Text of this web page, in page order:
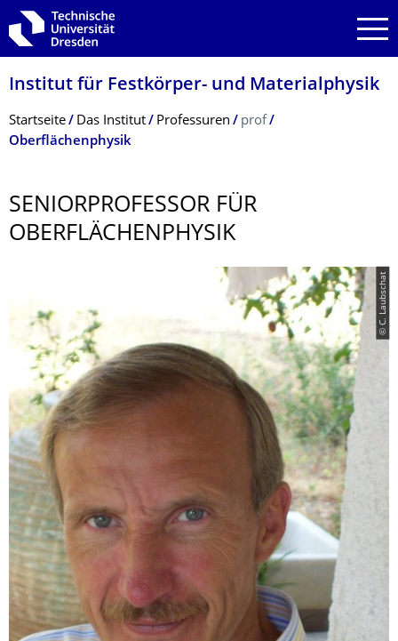
Zur Hauptnavigation springen
Zur Suche springen
Zum Inhalt springen
Institut für Festkörper- und Materialphysik
Breadcrumb-Menü
Startseite Das Institut Professuren
prof
Oberflächenphysik
SENIORPROFESSOR FÜR
OBERFLÄCHENPHY­SIK
© C. Laubschat